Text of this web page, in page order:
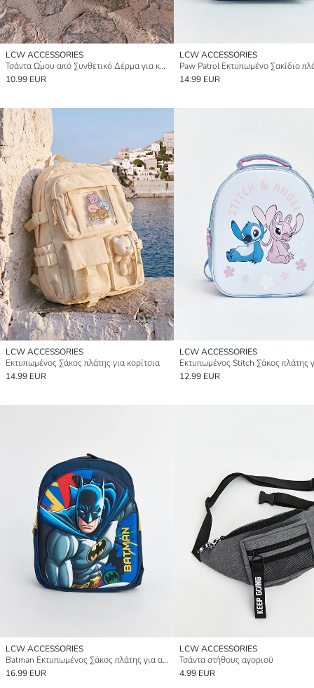
LCW ACCESSORIES
Τσάντα Ώμου από Συνθετικό Δέρμα για κορίτσια
10.99 EUR
LCW ACCESSORIES
14.99 EUR
LCW ACCESSORIES
Εκτυπωμένος Σάκος πλάτης για κορίτσια
14.99 EUR
LCW ACCESSORIES
12.99 EUR
LCW ACCESSORIES
Batman Εκτυπωμένος Σάκος πλάτης για αγόρια
16.99 EUR
LCW ACCESSORIES
Τσάντα στήθους αγοριού
4.99 EUR